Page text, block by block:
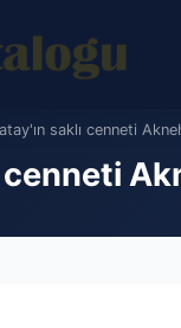
saklı cenneti
cenneti